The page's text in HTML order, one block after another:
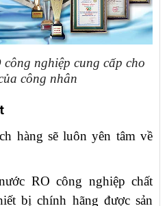
nghiệp cung cấp cho
công nhân
hàng sẽ luôn yên tâm về
RO công nghiệp chất
bị chính hãng được sản